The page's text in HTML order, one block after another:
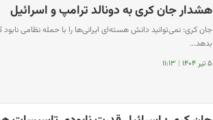
هشدار جان کری به دونالد ترامپ و اسرائیل
جان کری: نمی‌توانید دانش هسته‌ای ایرانی‌ها را با حمله نظامی نابود
بدهد...
۵ تیر ۱۴۰۴ | ۱۱:۱۳